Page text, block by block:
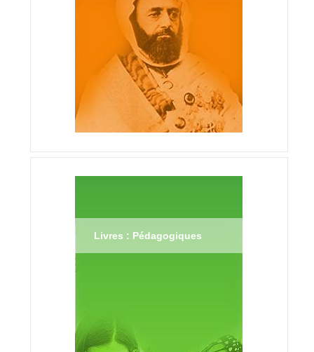
Livres : Pédagogiques